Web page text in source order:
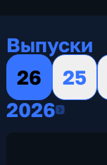
Выпуски
26
25
20262026